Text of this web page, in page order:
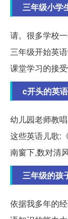
三年级小学
请。很多学校
三年级开始英
课堂学习的接
c开头的英
幼儿园老师教
这些英语儿歌:
南窗下,数对清
三年级的孩
依据我多年的